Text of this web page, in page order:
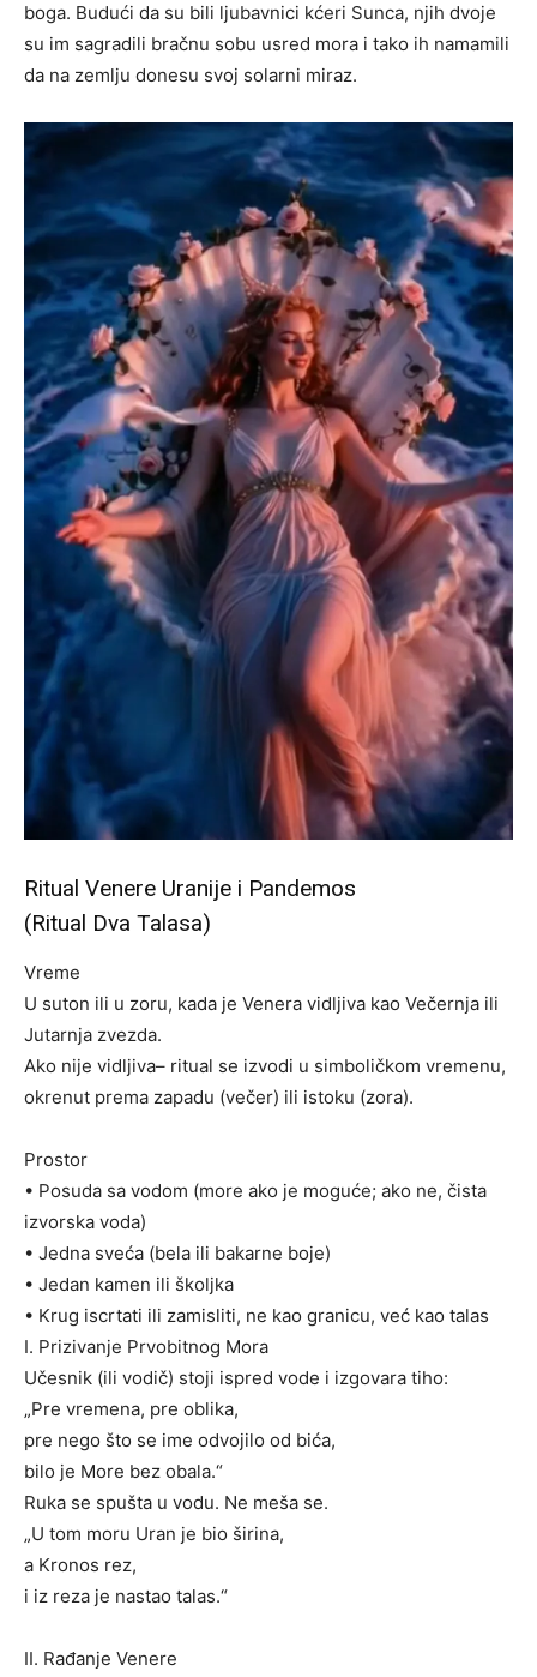
boga. Budući da su bili ljubavnici kćeri Sunca, njih dvoje
su im sagradili bračnu sobu usred mora i tako ih namamili
da na zemlju donesu svoj solarni miraz.
Ritual Venere Uranije i Pandemos
(Ritual Dva Talasa)
Vreme
U suton ili u zoru, kada je Venera vidljiva kao Večernja ili
Jutarnja zvezda.
Ako nije vidljiva– ritual se izvodi u simboličkom vremenu,
okrenut prema zapadu (večer) ili istoku (zora).
Prostor
• Posuda sa vodom (more ako je moguće; ako ne, čista
izvorska voda)
• Jedna sveća (bela ili bakarne boje)
• Jedan kamen ili školjka
• Krug iscrtati ili zamisliti, ne kao granicu, već kao talas
I. Prizivanje Prvobitnog Mora
Učesnik (ili vodič) stoji ispred vode i izgovara tiho:
„Pre vremena, pre oblika,
pre nego što se ime odvojilo od bića,
bilo je More bez obala.“
Ruka se spušta u vodu. Ne meša se.
„U tom moru Uran je bio širina,
a Kronos rez,
i iz reza je nastao talas.“
II. Rađanje Venere